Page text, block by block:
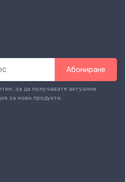
Абониране
за да получавате актуални
за нови продукти.